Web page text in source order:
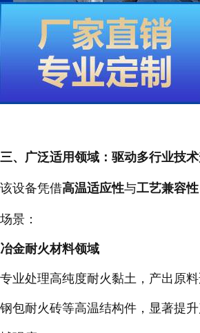
三、广泛适用领域：驱动多行业技
该设备凭借高温适应性与工艺兼容性
场景：
冶金耐火材料领域
专业处理高纯度耐火黏土，产出原料
钢包耐火砖等高温结构件，显著提